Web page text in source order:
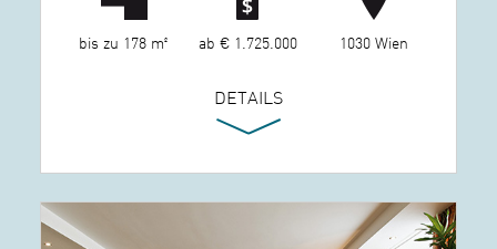
bis zu 178 m² ab € 1.725.000 1030 Wien
DETAILS